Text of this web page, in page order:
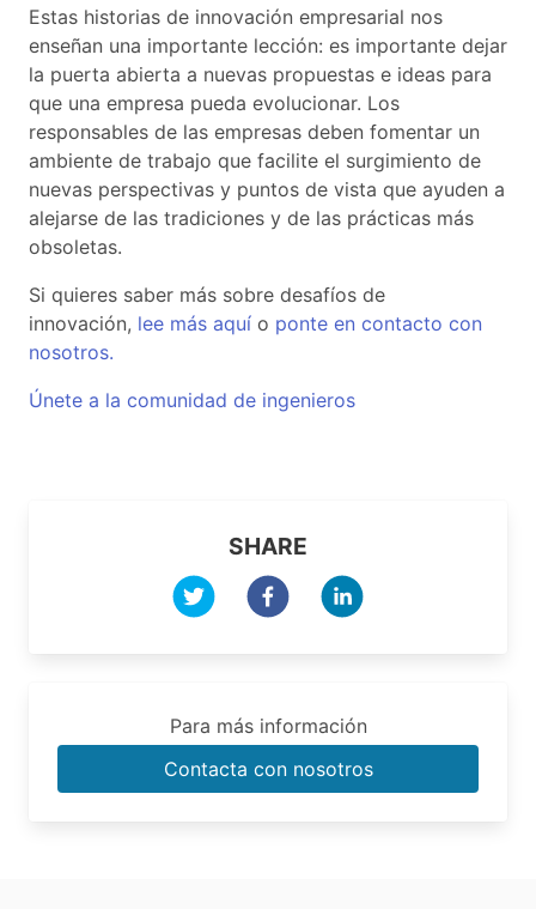
Estas historias de innovación empresarial nos
enseñan una importante lección: es importante dejar
la puerta abierta a nuevas propuestas e ideas para
que una empresa pueda evolucionar. Los
responsables de las empresas deben fomentar un
ambiente de trabajo que facilite el surgimiento de
nuevas perspectivas y puntos de vista que ayuden a
alejarse de las tradiciones y de las prácticas más
obsoletas.
Si quieres saber más sobre desafíos de
innovación, lee más aquí o ponte en contacto con
nosotros.
Únete a la comunidad de ingenieros
SHARE
Para más información
Contacta con nosotros